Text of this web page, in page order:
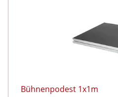
Bühnenpodest 1x1m